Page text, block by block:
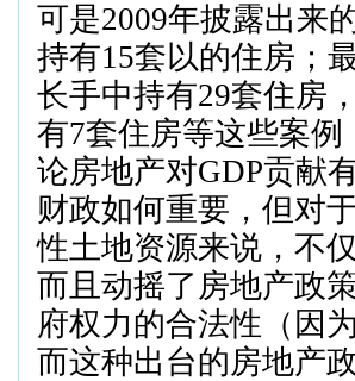
可是2009年披露出来
持有15套以的住房；
长手中持有29套住房
有7套住房等这些案
论房地产对GDP贡献
财政如何重要，但对
性土地资源来说，不
而且动摇了房地产政
府权力的合法性（因
而这种出台的房地产